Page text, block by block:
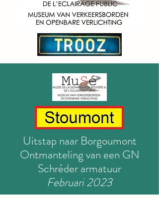
Uitstap naar Borgoumont
Ontmanteling van een GN
Schréder armatuur
Februari 2023